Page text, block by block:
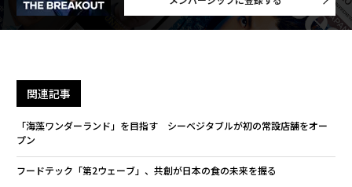
関連記事
「海藻ワンダーランド」を目指す シーベジタブルが初の常設店舗をオー
プン
フードテック「第2ウェーブ」、共創が日本の食の未来を握る